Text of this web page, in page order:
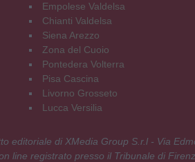
Empolese Valdelsa
Chianti Valdelsa
Siena Arezzo
Zona del Cuoio
Pontedera Volterra
Pisa Cascina
Livorno Grosseto
Lucca Versilia
editoriale di XMedia Group S.r.l - Via
line registrato presso il Tribunale di